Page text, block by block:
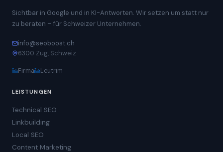
Sichtbar in Google und in KI-Antworten. Wir setzen um statt nur
zu beraten – für Schweizer Unternehmen.
info@seoboost.ch
6300 Zug, Schweiz
Firma Leutrim
LEISTUNGEN
Technical SEO
Linkbuilding
Local SEO
Content Marketing